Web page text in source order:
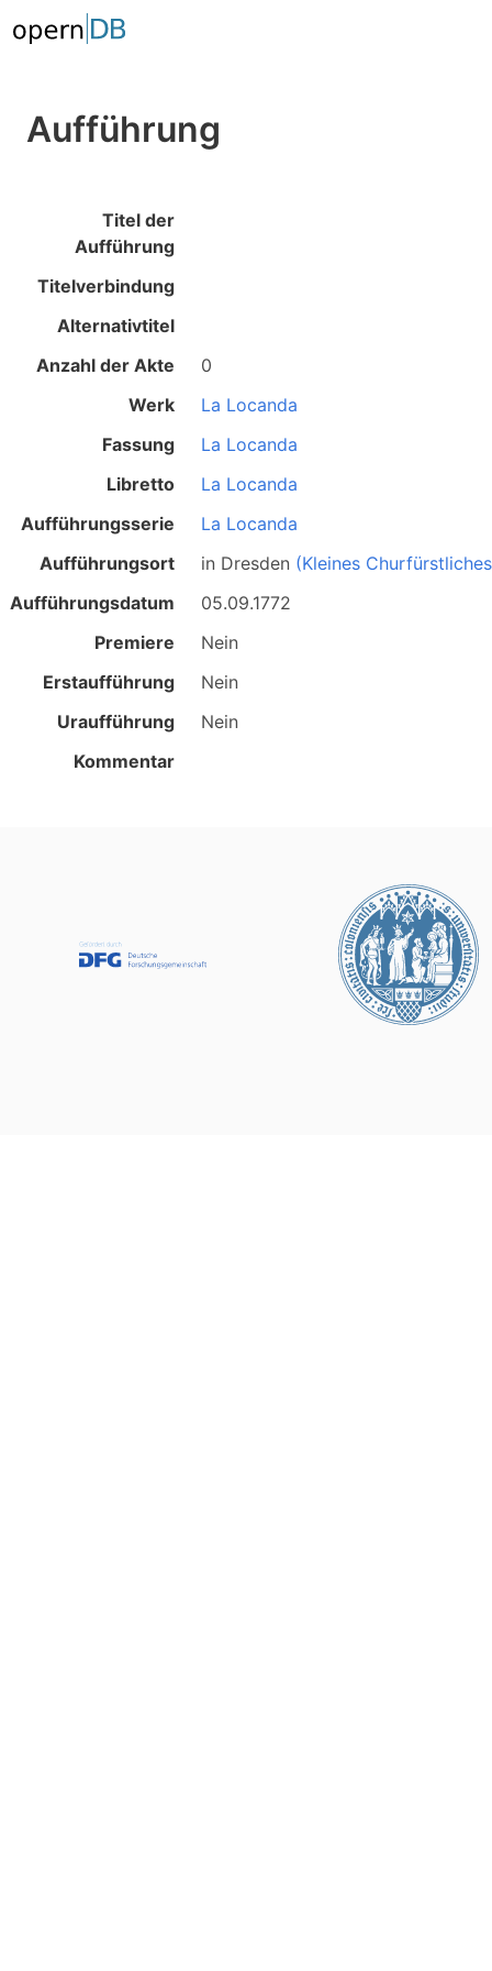
Aufführung
Titel der
Aufführung
Titelverbindung
Alternativtitel
Anzahl der Akte
0
Werk
La Locanda
Fassung
La Locanda
Libretto
La Locanda
Aufführungsserie
La Locanda
Aufführungsort
in Dresden (Kleines
Aufführungsdatum
05.09.1772
Premiere
Nein
Erstaufführung
Nein
Uraufführung
Nein
Kommentar